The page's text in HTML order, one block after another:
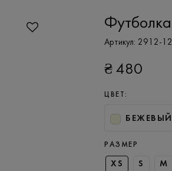
Футболка
Артикул: 2912-12
₴ 480
ЦВЕТ:
БЕЖЕВЫЙ
РАЗМЕР
XS S M